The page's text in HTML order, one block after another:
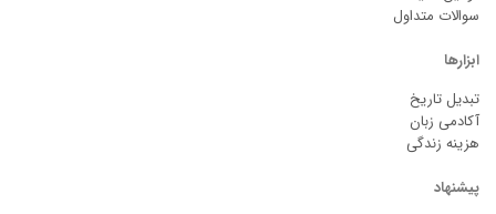
سوالات متداول
ابزارها
تبدیل تاریخ
آکادمی زبان
هزینه زندگی
پیشنهاد